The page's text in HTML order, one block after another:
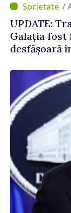
UPDATE:
Galația fost
desfășoară